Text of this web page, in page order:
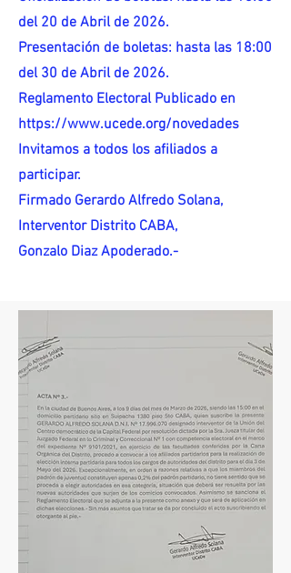
del 20 de Abril de 2026.
Presentación de boletas: hasta las 18:00
del 30 de Abril de 2026.
Reglamento Electoral Publicado en
https://www.ucede.org/novedades
Invitamos a todos los afiliados a
participar.
Firmado Gerardo Alfredo Solana,
Interventor Distrito CABA,
Gonzalo Diaz Apoderado.-